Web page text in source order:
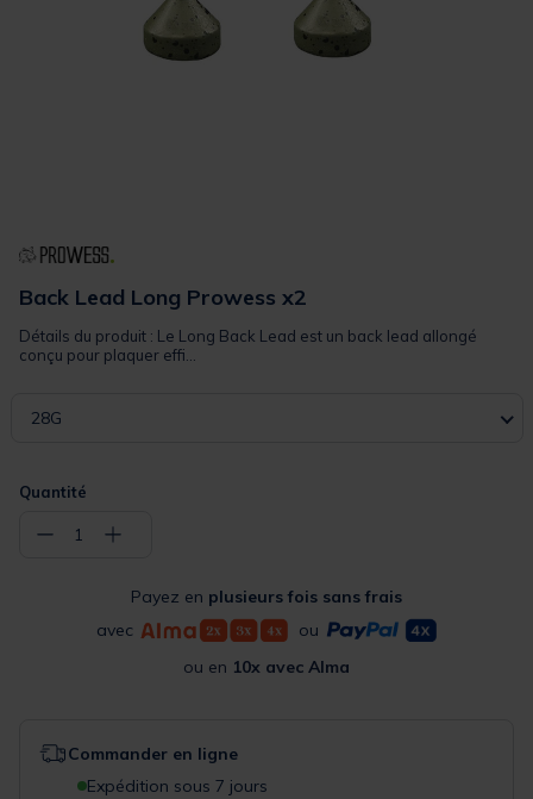
Back Lead Long Prowess x2
Détails du produit : Le Long Back Lead est un back lead allongé
conçu pour plaquer effi...
28G
Quantité
− 1 +
Payez en plusieurs fois sans frais
avec
ou
ou en 10x avec Alma
Commander en ligne
Expédition sous 7 jours